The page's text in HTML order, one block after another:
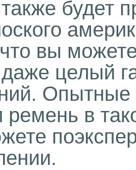
будет
вы
целый
Опытные
ремень в